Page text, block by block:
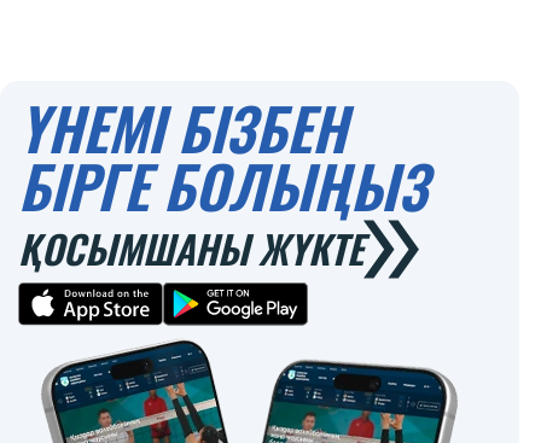
ҮНЕМІ БІЗБЕН
БІРГЕ БОЛЫҢЫЗ
ҚОСЫМШАНЫ ЖҮКТЕ